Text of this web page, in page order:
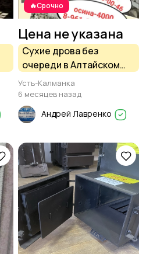
🔥Срочно
Цена не указана
Сухие дрова без
очереди в Алтайском
крае. Есть доставка.
Усть-Калманка
6 месяцев назад
Андрей Лавренко